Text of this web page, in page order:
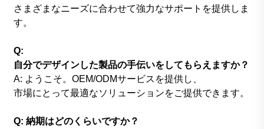
さまざまなニーズに合わせて強力なサポートを提供しま
す。
Q:
自分でデザインした製品の手伝いをしてもらえますか？
A: ようこそ。OEM/ODMサービスを提供し、
市場にとって最適なソリューションをご提供できます。
Q: 納期はどのくらいですか？